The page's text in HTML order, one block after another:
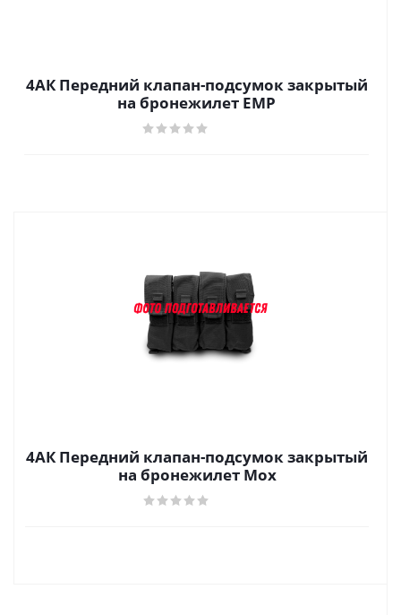
4АК Передний клапан-подсумок закрытый
на бронежилет ЕМР
4АК Передний клапан-подсумок закрытый
на бронежилет Мох